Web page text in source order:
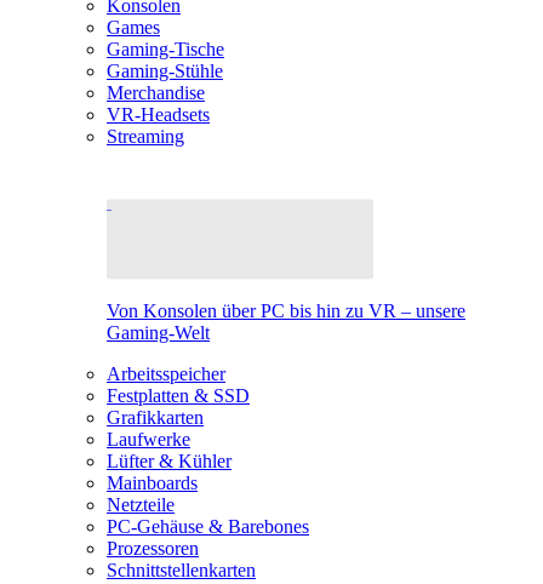
Konsolen
Games
Gaming-Tische
Gaming-Stühle
Merchandise
VR-Headsets
Streaming
Von Konsolen über PC bis hin zu VR – unsere
Gaming-Welt
Arbeitsspeicher
Festplatten & SSD
Grafikkarten
Laufwerke
Lüfter & Kühler
Mainboards
Netzteile
PC-Gehäuse & Barebones
Prozessoren
Schnittstellenkarten